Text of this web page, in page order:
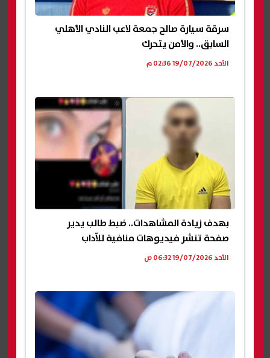
سرقة سيارة صالح جمعة لاعب النادي الأهلي
السابق.. والأمن يتحرك
الأحد 19/07/2026 02:36 م
بهدف زيادة المشاهدات.. ضبط طالب يدير
صفحة تنشر فيديوهات منافية للآداب
الأحد 19/07/2026 06:32 ص